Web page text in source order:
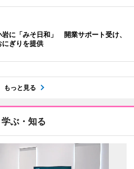
岩に「みそ日和」 開業サポート受け、
ぎりを提供
もっと見る
学ぶ・知る